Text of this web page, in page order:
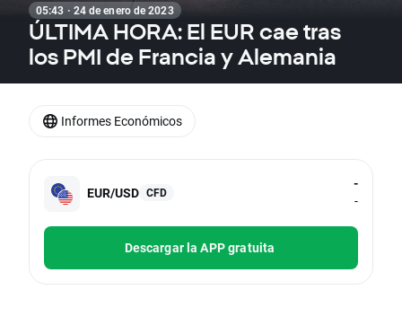
05:43 · 24 de enero de 2023
ÚLTIMA HORA: El EUR cae tras
los PMI de Francia y Alemania
EUR/USD CFD
-
-
Descargar la APP gratuita
Informes Económicos